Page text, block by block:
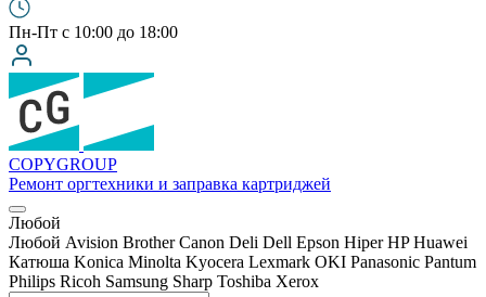
Пн-Пт с 10:00 до 18:00
COPYGROUP
Ремонт оргтехники и заправка картриджей
Любой
Любой Avision Brother Canon Deli Dell Epson Hiper HP Huawei
Катюша Konica Minolta Kyocera Lexmark OKI Panasonic Pantum
Philips Ricoh Samsung Sharp Toshiba Xerox